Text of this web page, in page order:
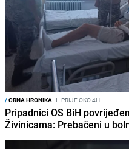
/CRNA HRONIKA I PRIJE OKO 4H
Pripadnici OS BiH
Živinicama: Prebačeni u